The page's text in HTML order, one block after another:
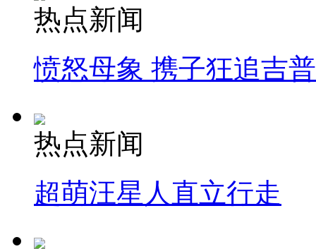
热点新闻
愤怒母象 携子狂追吉
热点新闻
超萌汪星人直立行走